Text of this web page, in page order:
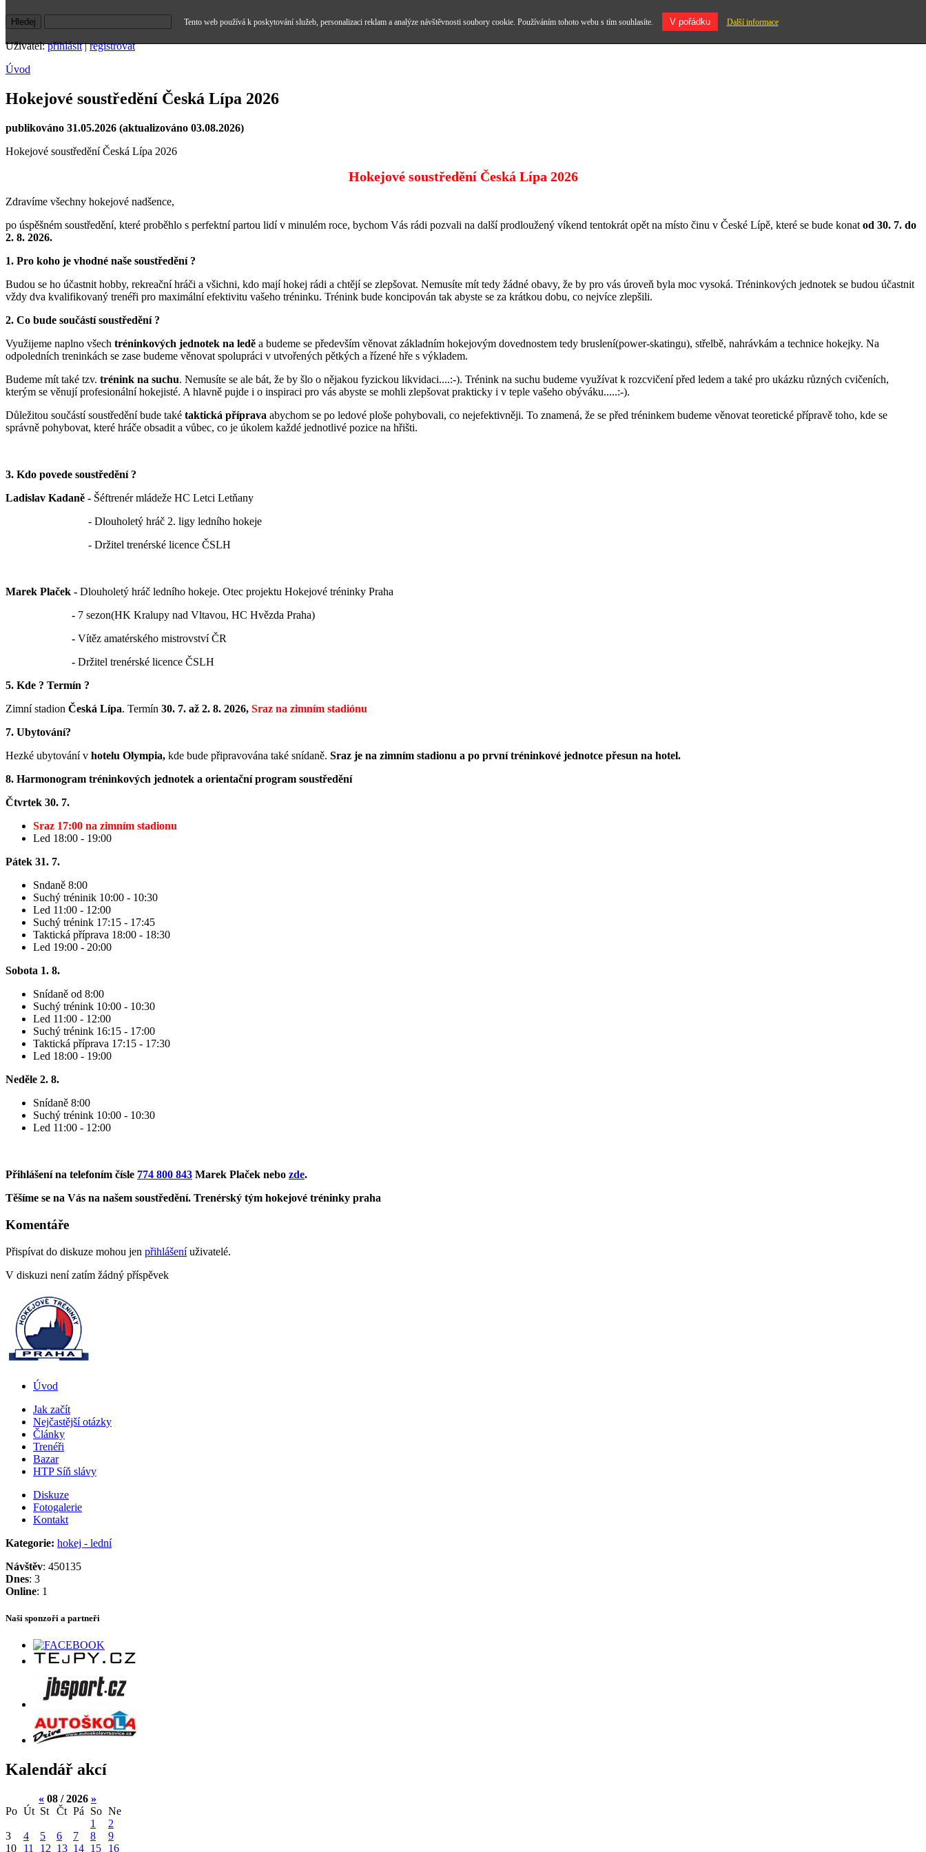
Uživatel:přihlásit|registrovat
Úvod
Hokejové soustředění Česká Lípa 2026
publikováno 31.05.2026 (aktualizováno 03.08.2026)
Hokejové soustředění Česká Lípa 2026
Hokejové soustředění Česká Lípa 2026
Zdravíme všechny hokejové nadšence,
po úspěšném soustředění, které proběhlo s perfektní partou lidí v minulém roce, bychom Vás rádi pozvali na další prodloužený víkend tentokrát opět na místo činu v České Lípě, které se bude konat od 30. 7. do
2. 8. 2026.
1. Pro koho je vhodné naše soustředění ?
Budou se ho účastnit hobby, rekreační hráči a všichni, kdo mají hokej rádi a chtějí se zlepšovat. Nemusíte mít tedy žádné obavy, že by pro vás úroveň byla moc vysoká. Tréninkových jednotek se budou účastnit
vždy dva kvalifikovaný trenéři pro maximální efektivitu vašeho tréninku. Trénink bude koncipován tak abyste se za krátkou dobu, co nejvíce zlepšili.
2. Co bude součástí soustředění ?
Využijeme naplno všech tréninkových jednotek na ledě a budeme se především věnovat základním hokejovým dovednostem tedy bruslení(power-skatingu), střelbě, nahrávkám a technice hokejky. Na
odpoledních treninkách se zase budeme věnovat spolupráci v utvořených pětkých a řízené hře s výkladem.
Budeme mít také tzv. trénink na suchu. Nemusíte se ale bát, že by šlo o nějakou fyzickou likvidaci....:-). Trénink na suchu budeme využívat k rozcvičení před ledem a také pro ukázku různých cvičeních,
kterým se věnují profesionální hokejisté. A hlavně pujde i o inspiraci pro vás abyste se mohli zlepšovat prakticky i v teple vašeho obýváku.....:-).
Důležitou součástí soustředění bude také taktická příprava abychom se po ledové ploše pohybovali, co nejefektivněji. To znamená, že se před tréninkem budeme věnovat teoretické přípravě toho, kde se
správně pohybovat, které hráče obsadit a vůbec, co je úkolem každé jednotlivé pozice na hřišti.
3. Kdo povede soustředění ?
Ladislav Kadaně - Šéftrenér mládeže HC Letci Letňany
- Dlouholetý hráč 2. ligy ledního hokeje
- Držitel trenérské licence ČSLH
Marek Plaček - Dlouholetý hráč ledního hokeje. Otec projektu Hokejové tréninky Praha
- 7 sezon(HK Kralupy nad Vltavou, HC Hvězda Praha)
- Vítěz amatérského mistrovství ČR
- Držitel trenérské licence ČSLH
5. Kde ? Termín ?
Zimní stadion Česká Lípa. Termín 30. 7. až 2. 8. 2026, Sraz na zimním stadiónu
7. Ubytování?
Hezké ubytování v hotelu Olympia, kde bude připravována také snídaně. Sraz je na zimním stadionu a po první tréninkové jednotce přesun na hotel.
8. Harmonogram tréninkových jednotek a orientační program soustředění
Čtvrtek 30. 7.
Sraz 17:00 na zimním stadionu
Led 18:00 - 19:00
Pátek 31. 7.
Sndaně 8:00
Suchý tréninik 10:00 - 10:30
Led 11:00 - 12:00
Suchý trénink 17:15 - 17:45
Taktická příprava 18:00 - 18:30
Led 19:00 - 20:00
Sobota 1. 8.
Snídaně od 8:00
Suchý trénink 10:00 - 10:30
Led 11:00 - 12:00
Suchý trénink 16:15 - 17:00
Taktická příprava 17:15 - 17:30
Led 18:00 - 19:00
Neděle 2. 8.
Snídaně 8:00
Suchý trénink 10:00 - 10:30
Led 11:00 - 12:00
Přihlášení na telefoním čísle 774 800 843 Marek Plaček nebo zde.
Těšíme se na Vás na našem soustředění. Trenérský tým hokejové tréninky praha
Komentáře
Přispívat do diskuze mohou jen přihlášeníuživatelé.
V diskuzi není zatím žádný příspěvek
Úvod
Jak začít
Nejčastější otázky
Články
Trenéři
Bazar
HTP Síň slávy
Diskuze
Fotogalerie
Kontakt
Kategorie: hokej - lední
Návštěv: 450135
Dnes: 3
Online: 1
Naši sponzoři a partneři
Kalendář akcí
« 08 / 2026 »
Po Út St Čt Pá So Ne
1
2
3
4 5 6 7 8
9
10
11 12 13 14 15 16
Tento web používá k poskytování služeb, personalizaci reklam a analýze návštěvnosti soubory cookie. Používáním tohoto webu s tím souhlasíte. V pořádku Další informace